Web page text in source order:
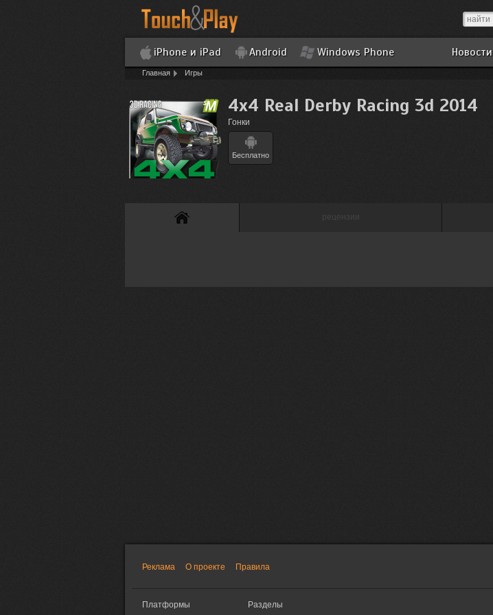
iPhone и iPad Android Windows Phone Новости
Главная Игры
4x4 Real Derby Racing 3d 2014
Гонки
Бесплатно
рецензии
Реклама О проекте Правила
Платформы
Разделы